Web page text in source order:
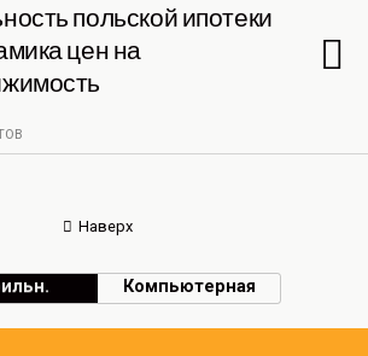
польской ипотеки
цен на
Наверх
Компьютерная